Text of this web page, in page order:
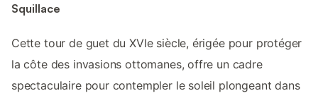
Squillace
Cette tour de guet du XVIe siècle, érigée pour protéger
la côte des invasions ottomanes, offre un cadre
spectaculaire pour contempler le soleil plongeant dans